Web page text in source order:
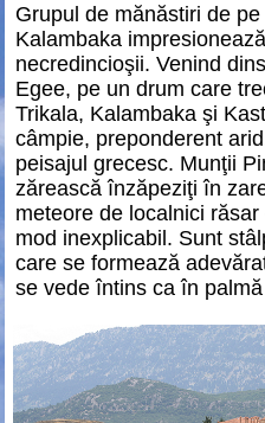
Grupul de mănăstiri de
Kalambaka
necredincioşii. Venind
Egee, pe un drum care
Trikala, Kalambaka şi
câmpie, preponderent
peisajul grecesc. Munţii
zărească înzăpeziţi în
meteore de localnici
mod inexplicabil. Sunt
care se formează
se vede întins ca în
Web-